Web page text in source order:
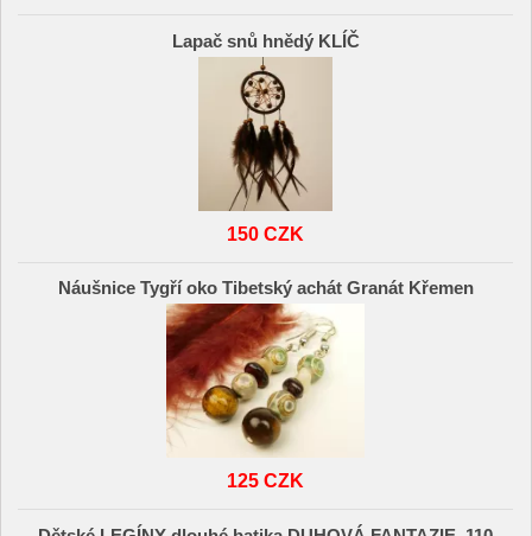
Lapač snů hnědý KLÍČ
150 CZK
Náušnice Tygří oko Tibetský achát Granát Křemen
125 CZK